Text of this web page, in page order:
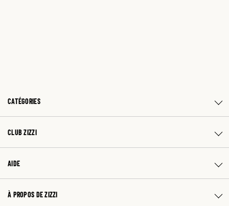
CATÉGORIES
CLUB ZIZZI
AIDE
À PROPOS DE ZIZZI